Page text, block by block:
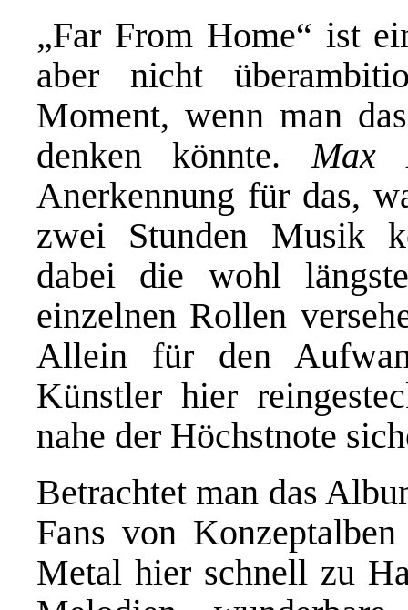
„Far From Home“ ist
aber nicht
Moment, wenn man
denken könnte. Max
Anerkennung für das,
zwei Stunden Musik
dabei die wohl
einzelnen Rollen
Allein für den
Künstler hier
nahe der Höchstnote
Betrachtet man das
Fans von
Metal hier schnell zu